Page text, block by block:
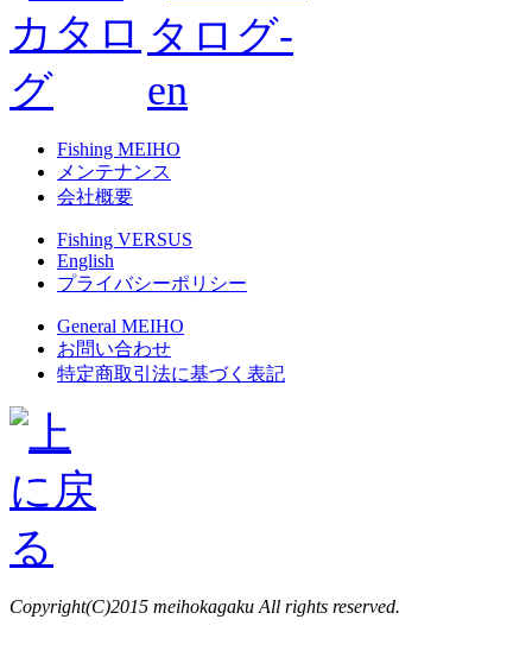
Fishing MEIHO
メンテナンス
会社概要
Fishing VERSUS
English
プライバシーポリシー
General MEIHO
お問い合わせ
特定商取引法に基づく表記
Copyright(C)2015 meihokagaku All rights reserved.